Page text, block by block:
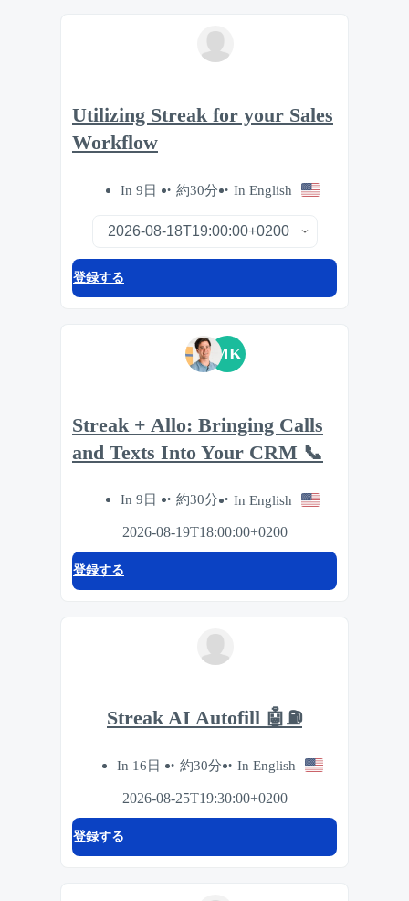
Utilizing Streak for your Sales
Workflow
In 9日 約30分 In English
登録する
MK
Streak + Allo: Bringing Calls
and Texts Into Your CRM 📞
In 9日 約30分 In English
2026-08-19T18:00:00+0200
登録する
Streak AI Autofill 🤖⛽️
In 16日 約30分 In English
2026-08-25T19:30:00+0200
登録する